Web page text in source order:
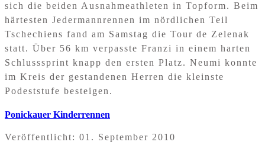
sich die beiden Ausnahmeathleten in Topform. Beim
härtesten Jedermannrennen im nördlichen Teil
Tschechiens fand am Samstag die Tour de Zelenak
statt. Über 56 km verpasste Franzi in einem harten
Schlusssprint knapp den ersten Platz. Neumi konnte
im Kreis der gestandenen Herren die kleinste
Podeststufe besteigen.
Ponickauer Kinderrennen
Veröffentlicht: 01. September 2010